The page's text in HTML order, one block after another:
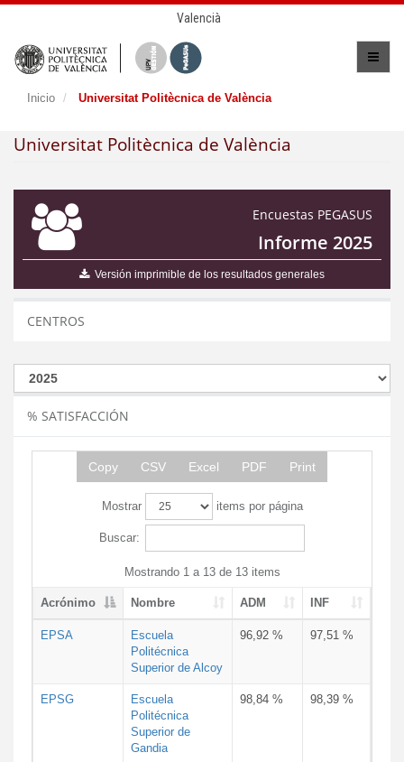
Valencià
Inicio Universitat Politècnica de València
Universitat Politècnica de València
Encuestas PEGASUS
Informe 2025
Versión imprimible de los resultados generales
CENTROS
% SATISFACCIÓN
Copy CSV Excel PDF Print
Mostrar items por página
Buscar:
Mostrando 1 a 13 de 13 items
Acrónimo Nombre ADM INF
EPSA
Escuela
Politécnica
Superior de Alcoy
96,92 % 97,51 %
EPSG
Escuela
Politécnica
Superior de
Gandia
98,84 % 98,39 %